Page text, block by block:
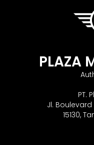
PLAZA
PT.
Jl.
15130,